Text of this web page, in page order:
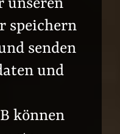
unseren
speichern
senden
und
können